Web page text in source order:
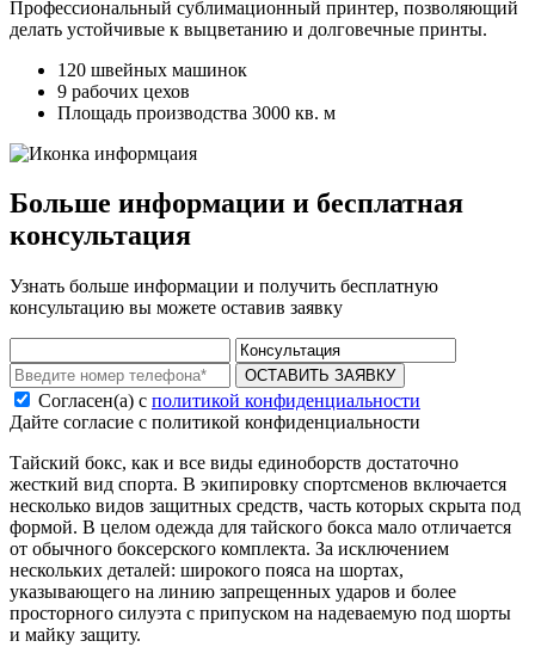
Профессиональный сублимационный принтер, позволяющий
делать устойчивые к выцветанию и долговечные принты.
120 швейных машинок
9 рабочих цехов
Площадь производства 3000 кв. м
Больше информации и бесплатная
консультация
Узнать больше информации и получить бесплатную
консультацию вы можете оставив заявку
ОСТАВИТЬ ЗАЯВКУ
Согласен(а) с политикой конфиденциальности
Дайте согласие с политикой конфиденциальности
Тайский бокс, как и все виды единоборств достаточно
жесткий вид спорта. В экипировку спортсменов включается
несколько видов защитных средств, часть которых скрыта под
формой. В целом одежда для тайского бокса мало отличается
от обычного боксерского комплекта. За исключением
нескольких деталей: широкого пояса на шортах,
указывающего на линию запрещенных ударов и более
просторного силуэта с припуском на надеваемую под шорты
и майку защиту.